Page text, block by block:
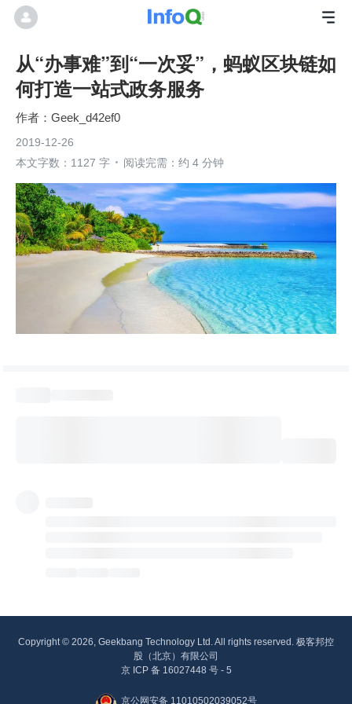
从“办事难”到“一次妥”，蚂蚁区块链如
何打造一站式政务服务
Geek_d42ef0
2019-12-26
本文字数：1127 字
阅读完需：约 4 分钟
Copyright © 2026, Geekbang Technology Ltd. All rights reserved. 极客邦控
股（北京）有限公司
京 ICP 备 16027448 号 - 5
京公网安备 11010502039052号